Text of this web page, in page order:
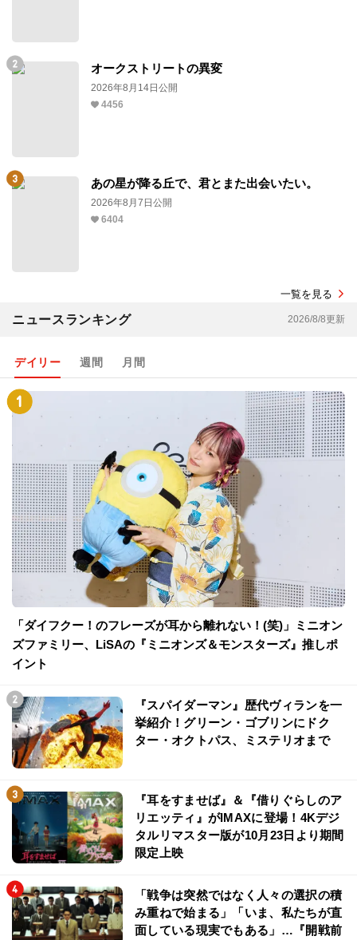
オークストリートの異変
2026年8月14日公開
4456
あの星が降る丘で、君とまた出会いたい。
2026年8月7日公開
6404
一覧を見る
ニュースランキング 2026/8/8更新
デイリー 週間 月間
「ダイフクー！のフレーズが耳から離れない！(笑)」ミニオン
ズファミリー、LiSAの『ミニオンズ＆モンスターズ』推しポ
イント
『スパイダーマン』歴代ヴィランを一
挙紹介！グリーン・ゴブリンにドク
ター・オクトパス、ミステリオまで
『耳をすませば』＆『借りぐらしのア
リエッティ』がIMAXに登場！4Kデジ
タルリマスター版が10月23日より期間
限定上映
「戦争は突然ではなく人々の選択の積
み重ねで始まる」「いま、私たちが直
面している現実でもある」…『開戦前